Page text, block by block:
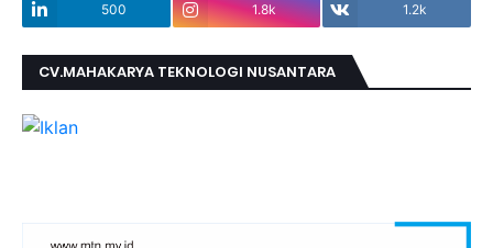
500 1.8k 1.2k
CV.MAHAKARYA TEKNOLOGI NUSANTARA